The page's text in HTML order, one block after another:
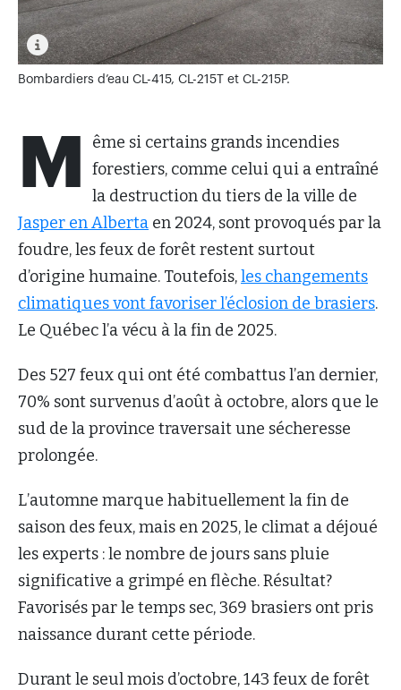
Bombardiers d’eau CL-415, CL-215T et CL-215P.
M
ême si certains grands incendies
forestiers, comme celui qui a entraîné
la destruction du tiers de la ville de
Jasper en Alberta en 2024, sont provoqués par la
foudre, les feux de forêt restent surtout
d’origine humaine. Toutefois,les changements
climatiques vont favoriser l’éclosion de brasiers.
Le Québec l’a vécu à la fin de 2025.
Des 527 feux qui ont été combattus l’an dernier,
70% sont survenus d’août à octobre, alors que le
sud de la province traversait une sécheresse
prolongée.
L’automne marque habituellement la fin de
saison des feux, mais en 2025, le climat a déjoué
les experts : le nombre de jours sans pluie
significative a grimpé en flèche. Résultat?
Favorisés par le temps sec, 369 brasiers ont pris
naissance durant cette période.
Durant le seul mois d’octobre, 143 feux de forêt